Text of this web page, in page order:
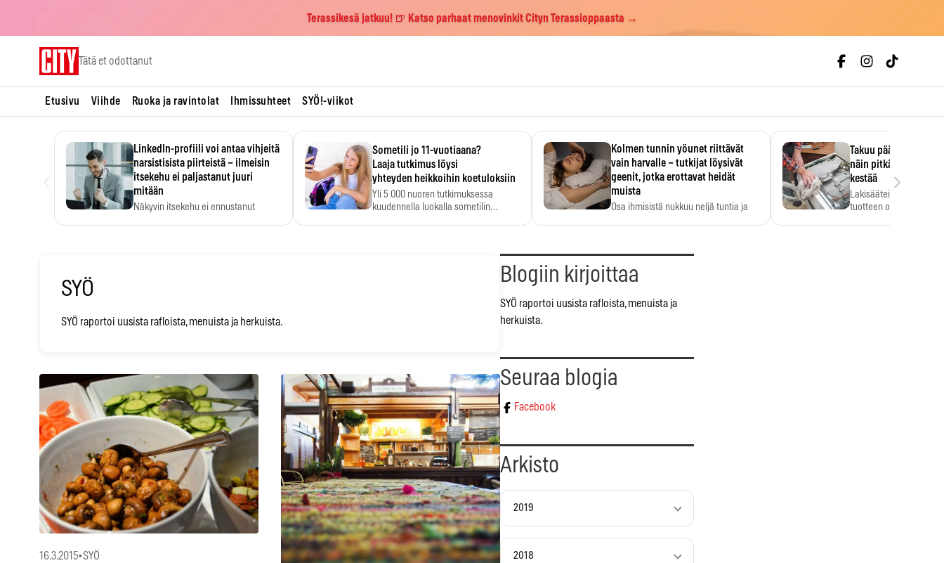
Terassikesä jatkuu! 🍺 Katso parhaat menovinkit Cityn Terassioppaasta →
Tätä et odottanut
Etusivu Viihde Ruoka ja ravintolat Ihmissuhteet SYÖ!-viikot
LinkedIn-profiili voi antaa vihjeitä
narsistisista piirteistä – ilmeisin
itsekehu ei paljastanut juuri
mitään
Näkyvin itsekehu ei ennustanut
Sometili jo 11-vuotiaana?
Laaja tutkimus löysi
yhteyden heikkoihin koetuloksiin
Yli 5 000 nuoren tutkimuksessa
kuudennella luokalla sometilin…
Kolmen tunnin yöunet riittävät
vain harvalle – tutkijat löysivät
geenit, jotka erottavat heidät
muista
Osa ihmisistä nukkuu neljä tuntia ja
Takuu päättyi,
näin pitkään
kestää
Lakisääteinen
tuotteen oletetun
›
SYÖ
SYÖ raportoi uusista rafloista, menuista ja herkuista.
16.3.2015•SYÖ
Blogiin kirjoittaa
SYÖ raportoi uusista rafloista, menuista ja
herkuista.
Seuraa blogia
Facebook
Arkisto
2019
2018